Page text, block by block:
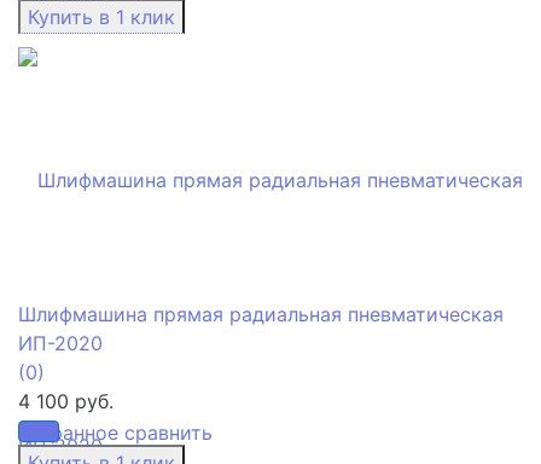
избранное сравнить
Шлифмашина прямая радиальная пневматическая
ИП-2020
(0)
4 100 руб.